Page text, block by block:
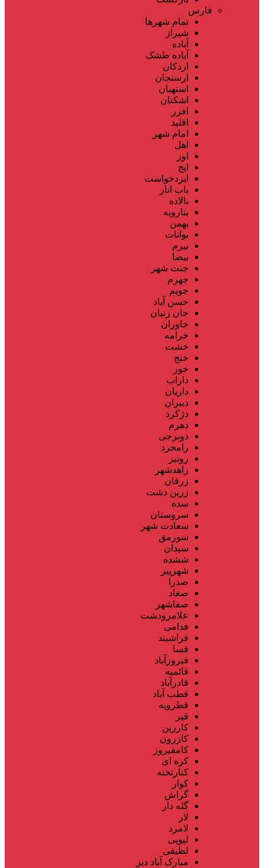
فارس
تمام شهر‌ها
شیراز
آباده
آباده طشک
اردکان
ارسنجان
استهبان
اشکنان
افزر
اقلید
امام شهر
اهل
اوز
ایج
ایزدخواست
باب انار
بالاده
بنارویه
بهمن
بوانات
بیرم
بیضا
جنت شهر
جهرم
جویم
حسن آباد
خان زنیان
خاوران
خرامه
خشت
خنج
خور
داراب
داریان
دبیران
دژکرد
دهرم
دوبرجی
رامجرد
رونیز
زاهدشهر
زرقان
زرین دشت
سده
سروستان
سعادت شهر
سورمق
سیدان
ششده
شهرپیر
صدرا
صغاد
صفاشهر
علامرودشت
فدامی
فراشبند
فسا
فیروزآباد
قائمیه
قادرآباد
قطب آباد
قطرویه
قیر
کارزین
کازرون
کامفیروز
کره ای
کنارتخته
کوار
گراش
گله دار
لار
لامرد
لپویی
لطیفی
مبارک آباد دیز